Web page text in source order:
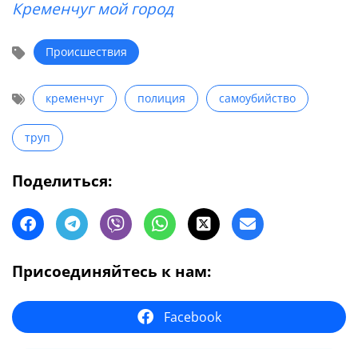
Кременчуг мой город
Происшествия
кременчуг полиция самоубийство
труп
Поделиться:
Присоединяйтесь к нам:
Facebook